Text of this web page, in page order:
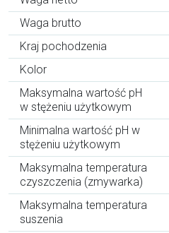
Waga brutto
Kraj pochodzenia
Kolor
Maksymalna wartość pH
w stężeniu użytkowym
Minimalna wartość pH w
stężeniu użytkowym
Maksymalna temperatura
czyszczenia (zmywarka)
Maksymalna temperatura
suszenia